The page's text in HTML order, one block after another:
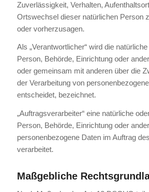
Zuverlässigkeit, Verhalten,
Ortswechsel dieser natürlichen Person
oder vorherzusagen.
Als „Verantwortlicher“ wird die
Person, Behörde, Einrichtung oder
oder gemeinsam mit anderen über die
der Verarbeitung von
entscheidet, bezeichnet.
„Auftragsverarbeiter“ eine natürliche
Person, Behörde, Einrichtung oder
personenbezogene Daten im Auftrag
verarbeitet.
Maßgebliche